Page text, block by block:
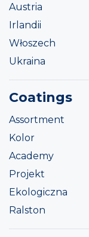
Austria
Irlandii
Włoszech
Ukraina
Coatings
Assortment
Kolor
Academy
Projekt
Ekologiczna
Ralston